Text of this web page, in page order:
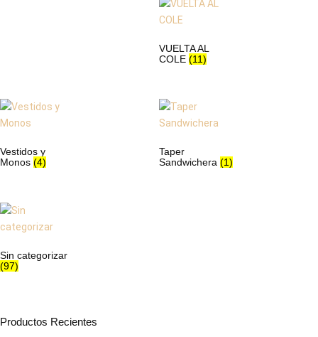
VUELTA AL
COLE (11)
Vestidos y
Monos (4)
Taper
Sandwichera (1)
Sin categorizar
(97)
Productos Recientes